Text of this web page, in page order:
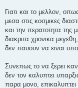
Γιατι και το μελλον,
μεσα στις κοσμικες
και την περατοτητα της
διακριτα χρονικα μεγεθη,
δεν παυουν να ειναι
Συνεπως το να ξερει
δεν τον καλυπτει
παρα μονο, επικαλυπτει